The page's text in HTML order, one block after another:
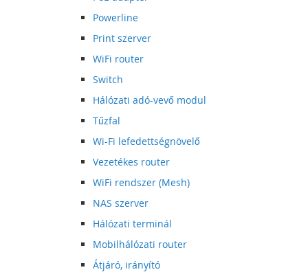
Powerline
Print szerver
WiFi router
Switch
Hálózati adó-vevő modul
Tűzfal
Wi-Fi lefedettségnövelő
Vezetékes router
WiFi rendszer (Mesh)
NAS szerver
Hálózati terminál
Mobilhálózati router
Átjáró, irányító